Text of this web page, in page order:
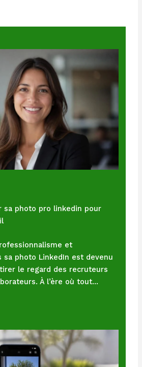
sa photo pro linkedin pour
et
sa photo LinkedIn est devenu
le regard des recruteurs
À l’ère où tout…